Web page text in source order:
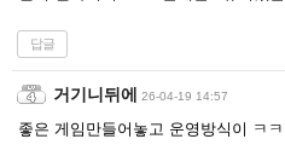
답글
거기니뒤에 26-04-19 14:57
좋은 게임만들어놓고 운영방식이 ㅋ